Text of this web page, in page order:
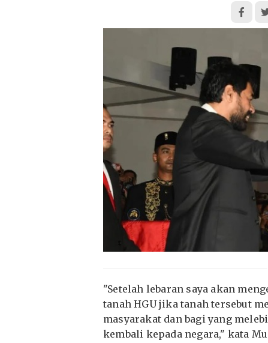
"Setelah lebaran saya akan
tanah HGU jika tanah tersebut
masyarakat dan bagi yang
kembali kepada negara," kata